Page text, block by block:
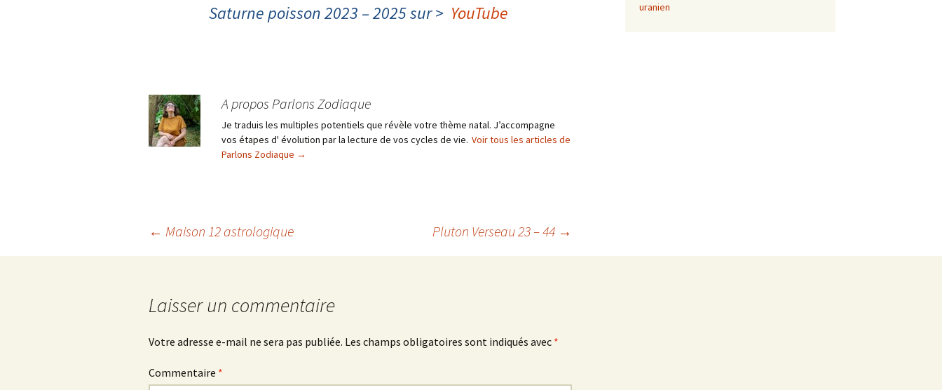
Saturne poisson 2023 – 2025 sur > YouTube
A propos Parlons Zodiaque
Je traduis les multiples potentiels que révèle votre thème natal. J’accompagne
vos étapes d' évolution par la lecture de vos cycles de vie. Voir tous les articles de
Parlons Zodiaque →
Navigation
← Maison 12 astrologique Pluton Verseau 23 – 44 →
Laisser un commentaire
Votre adresse e-mail ne sera pas publiée. Les champs obligatoires sont indiqués avec *
Commentaire *
uranien